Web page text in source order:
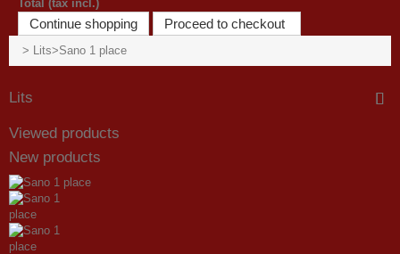
Total (tax incl.)
Continue shopping Proceed to checkout
> Lits>Sano 1 place
Lits
Viewed products
New products